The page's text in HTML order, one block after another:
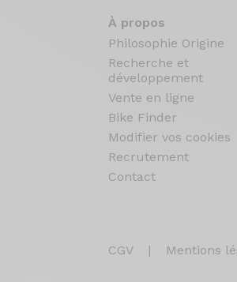
À propos
Philosophie Origine
Recherche et
développement
Vente en ligne
Bike Finder
Modifier vos cookies
Recrutement
Contact
CGV | Mentions